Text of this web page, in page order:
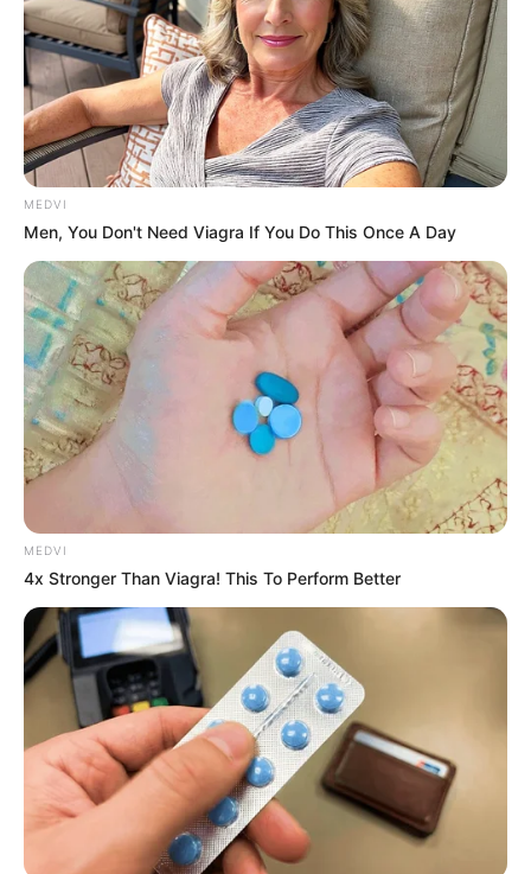
Olena Zelenska's Life Changed Overnight
BRAINBERRIES
Why this ordinary drink is the secret to feeling your
best every day
CTA FAVORITE
Gina Carano Finally Admits What Some Suspected
All Along
MEDVI
Men, You Don't Need Viagra If You Do This Once A Day
MEDVI
4x Stronger Than Viagra! This To Perform Better